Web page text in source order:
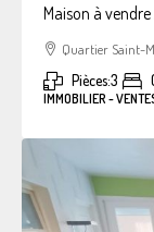
Maison à
Quartier Saint-
Pièces:3
IMMOBILIER -